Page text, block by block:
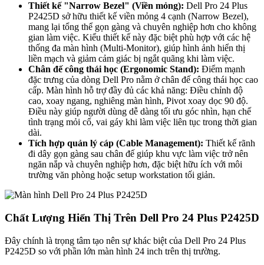
Thiết kế "Narrow Bezel" (Viền mỏng): Dell Pro 24 Plus
P2425D sở hữu thiết kế viền mỏng 4 cạnh (Narrow Bezel),
mang lại tổng thể gọn gàng và chuyên nghiệp hơn cho không
gian làm việc. Kiểu thiết kế này đặc biệt phù hợp với các hệ
thống đa màn hình (Multi-Monitor), giúp hình ảnh hiển thị
liền mạch và giảm cảm giác bị ngắt quãng khi làm việc.
Chân đế công thái học (Ergonomic Stand): Điểm mạnh
đặc trưng của dòng Dell Pro nằm ở chân đế công thái học cao
cấp. Màn hình hỗ trợ đầy đủ các khả năng: Điều chỉnh độ
cao, xoay ngang, nghiêng màn hình, Pivot xoay dọc 90 độ.
Điều này giúp người dùng dễ dàng tối ưu góc nhìn, hạn chế
tình trạng mỏi cổ, vai gáy khi làm việc liên tục trong thời gian
dài.
Tích hợp quản lý cáp (Cable Management): Thiết kế rãnh
đi dây gọn gàng sau chân đế giúp khu vực làm việc trở nên
ngăn nắp và chuyên nghiệp hơn, đặc biệt hữu ích với môi
trường văn phòng hoặc setup workstation tối giản.
Chất Lượng Hiển Thị Trên Dell Pro 24 Plus P2425D
Đây chính là trọng tâm tạo nên sự khác biệt của Dell Pro 24 Plus
P2425D so với phần lớn màn hình 24 inch trên thị trường.